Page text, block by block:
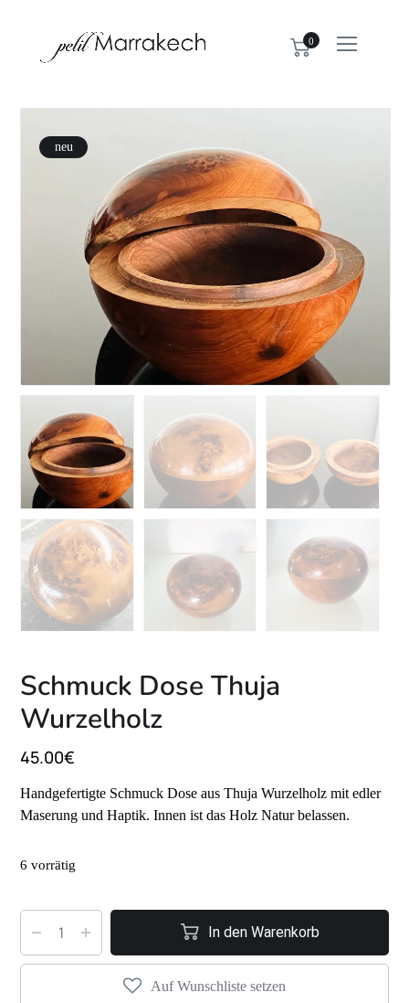
0
neu
Schmuck Dose Thuja
Wurzelholz
45.00€
Handgefertigte Schmuck Dose aus Thuja Wurzelholz mit edler
Maserung und Haptik. Innen ist das Holz Natur belassen.
6 vorrätig
In den Warenkorb
Auf Wunschliste setzen